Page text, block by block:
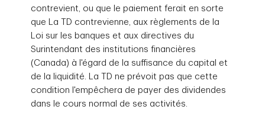
contrevient, ou que le paiement ferait en sorte
que La TD contrevienne, aux règlements de la
Loi sur les banques et aux directives du
Surintendant des institutions financières
(Canada) à l'égard de la suffisance du capital et
de la liquidité. La TD ne prévoit pas que cette
condition l'empêchera de payer des dividendes
dans le cours normal de ses activités.